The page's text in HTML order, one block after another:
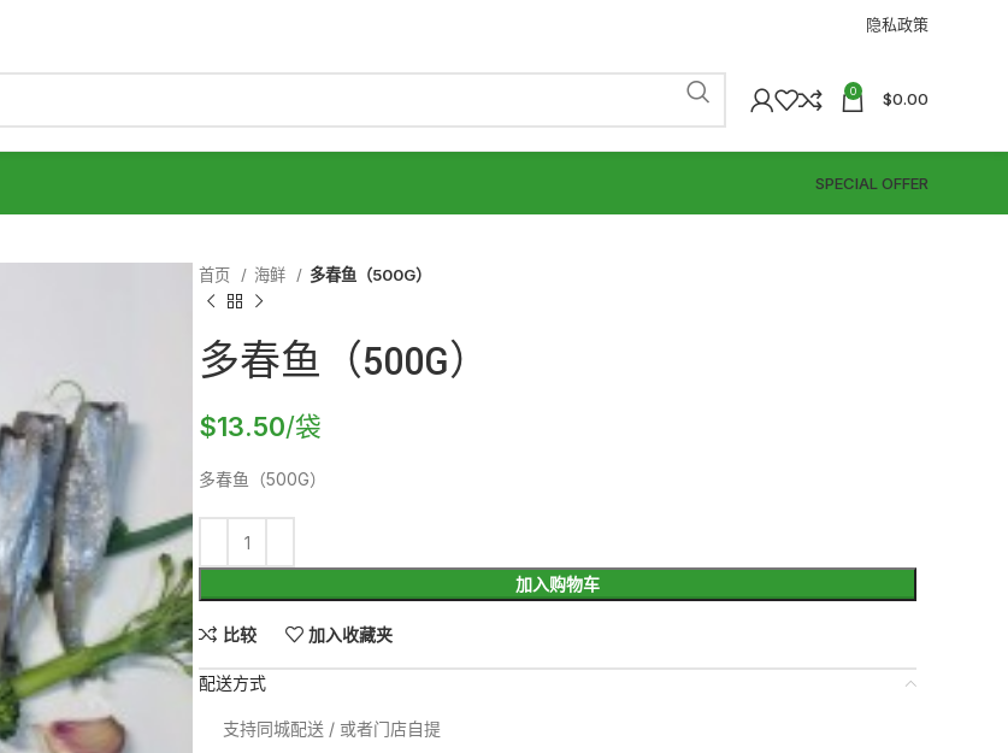
隐私政策
0 $0.00
SPECIAL OFFER
首页 海鲜 多春鱼（500G）
多春鱼（500G）
$13.50/袋
多春鱼（500G）
加入购物车
比较 加入收藏夹
配送方式
支持同城配送 / 或者门店自提